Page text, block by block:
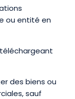
ou entité en
des biens ou
sauf